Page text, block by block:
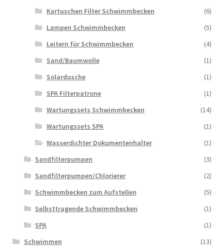
Kartuschen Filter Schwimmbecken
(6)
Lampen Schwimmbecken
(5)
Leitern für Schwimmbecken
(4)
Sand/Baumwolle
(1)
Solardusche
(1)
SPA Filterpatrone
(1)
Wartungssets Schwimmbecken
(14)
Wartungssets SPA
(1)
Wasserdichter Dokumentenhalter
(1)
Sandfilterpumpen
(3)
Sandfilterpumpen/Chlorierer
(2)
Schwimmbecken zum Aufstellen
(5)
Selbsttragende Schwimmbecken
(1)
SPA
(1)
Schwimmen
(13)